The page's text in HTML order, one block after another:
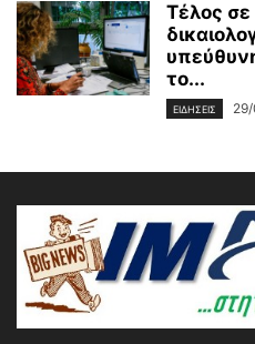
Τέλος σε
το...
ΕΙΔΗΣΕΙΣ